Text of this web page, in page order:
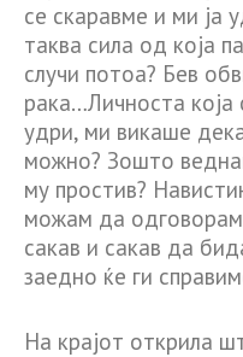
се скаравме и ми ја
таква сила од која
случи потоа? Бев
рака…Личноста
удри, ми викаше
можно? Зошто
му простив?
можам да
сакав и сакав да
заедно ќе ги
На крајот открила